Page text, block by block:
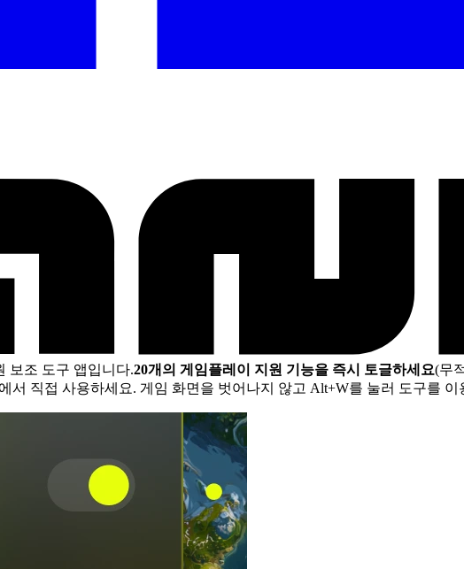
보조 도구 앱입니다.20개의 게임플레이 지원 기능을 즉시 토글하세요(무
서 직접 사용하세요. 게임 화면을 벗어나지 않고 Alt+W를 눌러 도구를 이